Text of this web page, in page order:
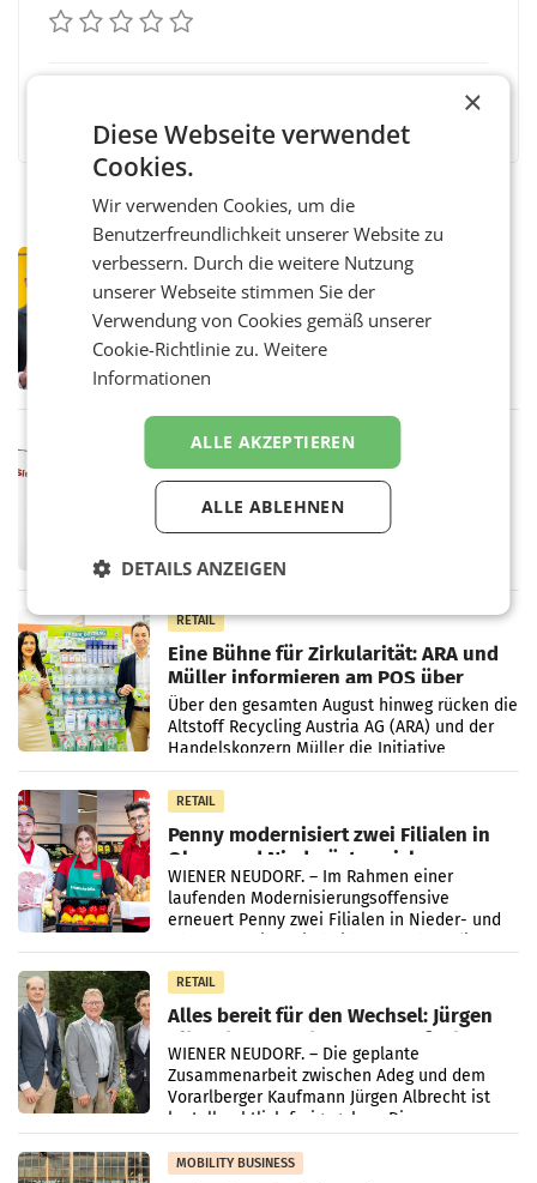
PRIMENEWS
Österreichische Post: Umsatzplus im
ersten Halbjahr trotz schwachem
Briefgeschäft
WIEN Die Österreichische Post AG hat im
von 1.544,0 Mio. EUR erwirtschaftet, was
MARKETING & MEDIA
ProSiebenSat.1 spart und macht
überraschend viel Gewinn
UNTERFÖHRING/MAILAND/AMSTERDAM. Der
Fernsehkonzern ProSiebenSat.1 hat im
Frühjahr dank Kostensenkungen operativ
wieder Gewinn gemacht und die
RETAIL
Eine Bühne für Zirkularität: ARA und
Müller informieren am POS über
Kreislauffähigkeit
Über den gesamten August hinweg rücken die
Altstoff Recycling Austria AG (ARA) und der
Handelskonzern Müller die Initiative
„Kreislauf-Helden“ in allen österreichischen
Müller-Filialen
RETAIL
Penny modernisiert zwei Filialen in
Ober- und Niederösterreich
WIENER NEUDORF. – Im Rahmen einer
laufenden Modernisierungsoffensive
erneuert Penny zwei Filialen in Nieder- und
RETAIL
Alles bereit für den Wechsel: Jürgen
Albrecht setzt ab 1.1.2027 auf Adeg
WIENER NEUDORF. – Die geplante
Zusammenarbeit zwischen Adeg und dem
Vorarlberger Kaufmann Jürgen Albrecht ist
kartellrechtlich freigegeben: Die
Bundeswettbewerbsbehörde und der
Bundeskartellanwalt
MOBILITY BUSINESS
×
Diese Webseite verwendet
Cookies.
Wir verwenden Cookies, um die
Benutzerfreundlichkeit unserer Website zu
verbessern. Durch die weitere Nutzung
unserer Webseite stimmen Sie der
Verwendung von Cookies gemäß unserer
Cookie-Richtlinie zu.Weitere
Informationen
ALLE AKZEPTIEREN
ALLE ABLEHNEN
DETAILS ANZEIGEN